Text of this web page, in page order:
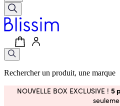
Rechercher un produit, une marque
NOUVELLE BOX EXCLUSIVE ! 5